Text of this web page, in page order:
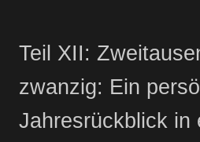
Teil XII:
zwanzig: Ein
Jahresrückblick in